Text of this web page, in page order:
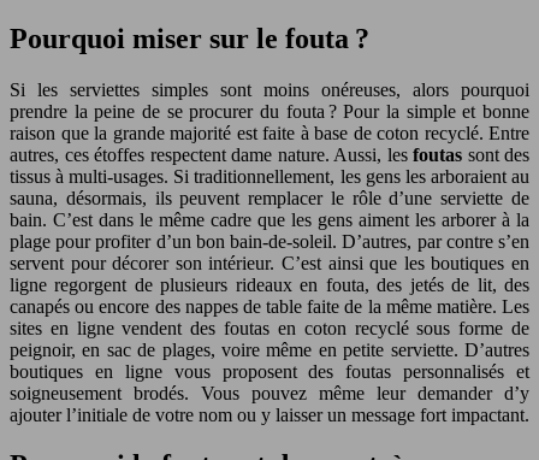
Pourquoi miser sur le fouta ?
Si les serviettes simples sont moins onéreuses, alors pourquoi
prendre la peine de se procurer du fouta ? Pour la simple et bonne
raison que la grande majorité est faite à base de coton recyclé. Entre
autres, ces étoffes respectent dame nature. Aussi, les foutas sont des
tissus à multi-usages. Si traditionnellement, les gens les arboraient au
sauna, désormais, ils peuvent remplacer le rôle d’une serviette de
bain. C’est dans le même cadre que les gens aiment les arborer à la
plage pour profiter d’un bon bain-de-soleil. D’autres, par contre s’en
servent pour décorer son intérieur. C’est ainsi que les boutiques en
ligne regorgent de plusieurs rideaux en fouta, des jetés de lit, des
canapés ou encore des nappes de table faite de la même matière. Les
sites en ligne vendent des foutas en coton recyclé sous forme de
peignoir, en sac de plages, voire même en petite serviette. D’autres
boutiques en ligne vous proposent des foutas personnalisés et
soigneusement brodés. Vous pouvez même leur demander d’y
ajouter l’initiale de votre nom ou y laisser un message fort impactant.